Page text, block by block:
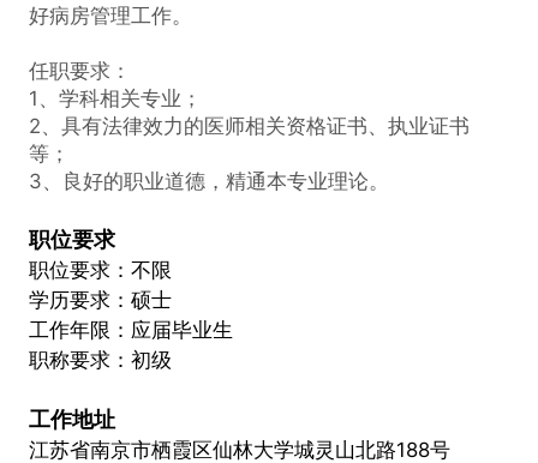
好病房管理工作。
任职要求：
1、学科相关专业；
2、具有法律效力的医师相关资格证书、执业证书
等；
3、良好的职业道德，精通本专业理论。
职位要求
职位要求：不限
学历要求：硕士
工作年限：应届毕业生
职称要求：初级
工作地址
江苏省南京市栖霞区仙林大学城灵山北路188号